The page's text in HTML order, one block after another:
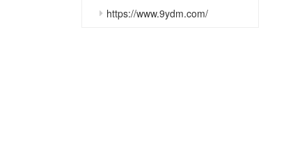
https://www.9ydm.com/